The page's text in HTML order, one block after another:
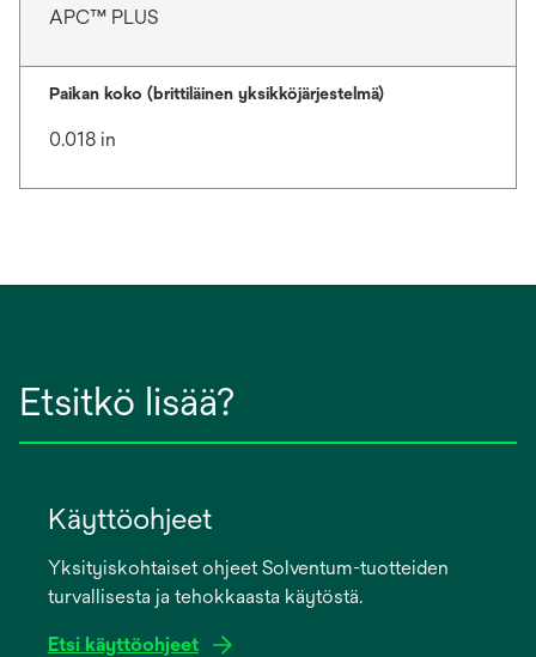
APC™ PLUS
Paikan koko (brittiläinen yksikköjärjestelmä)
0.018 in
Etsitkö lisää?
Käyttöohjeet
Yksityiskohtaiset ohjeet Solventum-tuotteiden
turvallisesta ja tehokkaasta käytöstä.
Etsi käyttöohjeet